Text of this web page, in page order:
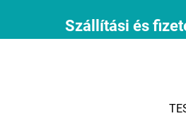
Szállítási és